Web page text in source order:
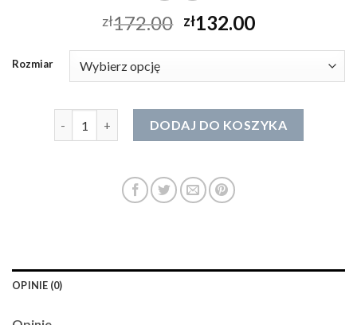
zł172.00 zł132.00
Rozmiar
DODAJ DO KOSZYKA
OPINIE (0)